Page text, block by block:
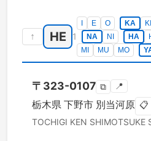
↑ HE 1
E O KA KI
NA
NI HA
MI
MU MO
〒 323-0107 ⧉ 📍
栃木県 下野市 別当河原 📋
TOCHIGI KEN SHIMOTSUKE